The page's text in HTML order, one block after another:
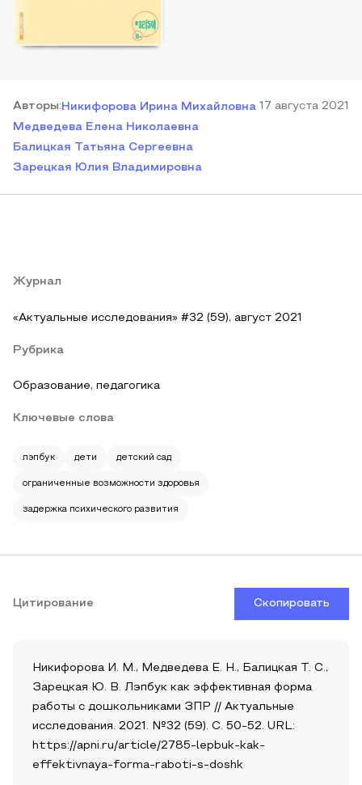
Авторы:Никифорова Ирина Михайловна
Медведева Елена Николаевна
Балицкая Татьяна Сергеевна
Зарецкая Юлия Владимировна
17 августа 2021
Журнал
«Актуальные исследования» #32 (59), август 2021
Рубрика
Образование, педагогика
Ключевые слова
лэпбук дети детский сад
ограниченные возможности здоровья
задержка психического развития
Цитирование Скопировать
Никифорова И. М., Медведева Е. Н., Балицкая Т. С.,
Зарецкая Ю. В. Лэпбук как эффективная форма
работы с дошкольниками ЗПР // Актуальные
исследования. 2021. №32 (59). С. 50-52. URL:
https://apni.ru/article/2785-lepbuk-kak-
effektivnaya-forma-raboti-s-doshk